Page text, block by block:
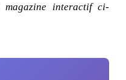
magazine interactif ci-